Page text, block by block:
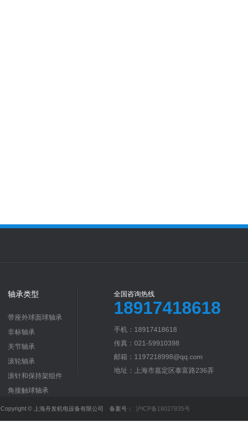
轴承类型
带座外球面球轴承
非标轴承
关节轴承
滚轮轴承
滚针和保持架组件
角接触球轴承
全国咨询热线
18917418618
手机：18917418618
传真：021-59910398
邮箱：1197218998@qq.com
地址：上海市嘉定区泰富路236弄
Copyright © 上海舟发机电设备有限公司 备案号： 沪ICP备18027835号